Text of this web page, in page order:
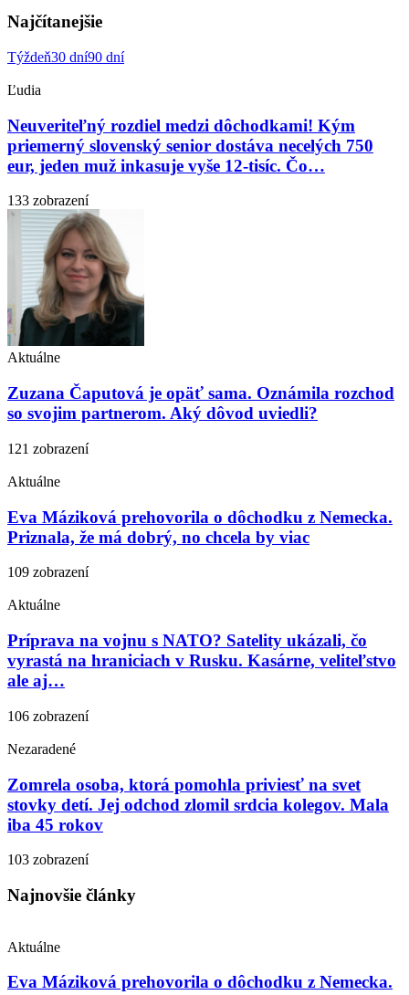
Najčítanejšie
Týždeň30 dní90 dní
Ľudia
Neuveriteľný rozdiel medzi dôchodkami! Kým
priemerný slovenský senior dostáva necelých 750
eur, jeden muž inkasuje vyše 12-tisíc. Čo…
133 zobrazení
Aktuálne
Zuzana Čaputová je opäť sama. Oznámila rozchod
so svojim partnerom. Aký dôvod uviedli?
121 zobrazení
Aktuálne
Eva Máziková prehovorila o dôchodku z Nemecka.
Priznala, že má dobrý, no chcela by viac
109 zobrazení
Aktuálne
Príprava na vojnu s NATO? Satelity ukázali, čo
vyrastá na hraniciach v Rusku. Kasárne, veliteľstvo
ale aj…
106 zobrazení
Nezaradené
Zomrela osoba, ktorá pomohla priviesť na svet
stovky detí. Jej odchod zlomil srdcia kolegov. Mala
iba 45 rokov
103 zobrazení
Najnovšie články
Aktuálne
Eva Máziková prehovorila o dôchodku z Nemecka.